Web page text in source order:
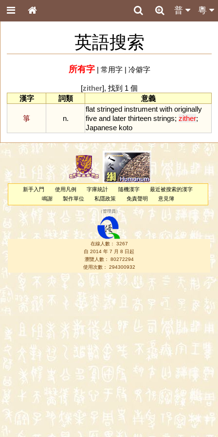
粵
普
英語搜索
所有字| 常用字| 冷僻字
[zither], 找到 1 個
漢字
詞類 意義
箏 n.
flat stringed instrument with originally
five and later thirteen strings; zither;
Japanese koto
新手入門 使用凡例 字庫統計 隨機漢字
最近被搜索的漢字
鳴謝
製作單位 私隱政策 免責聲明 意見簿
（管理員 ）
在線人數： 3267
自 2014 年 7 月 8 日起
瀏覽人數： 80272294
使用次數： 294300932